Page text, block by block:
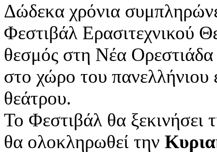
Δώδεκα χρόνια
Φεστιβάλ Ερασιτεχνικού
θεσμός στη Νέα Ορεστιάδα
στο χώρο του πανελλήνιου
θεάτρου.
Το Φεστιβάλ θα ξεκινήσει
θα ολοκληρωθεί την